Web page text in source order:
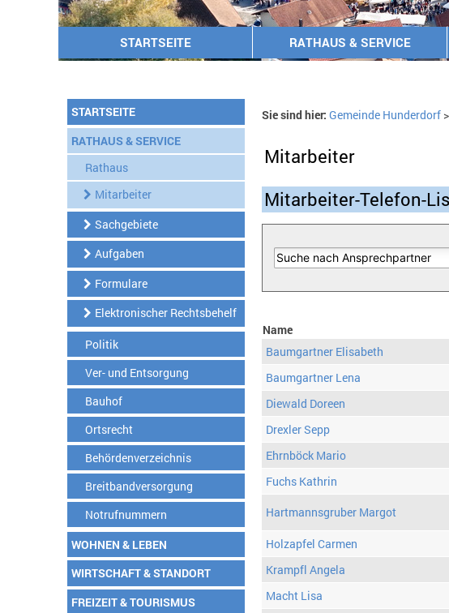
STARTSEITE RATHAUS & SERVICE
STARTSEITE
RATHAUS & SERVICE
Rathaus
Mitarbeiter
Sachgebiete
Aufgaben
Formulare
Elektronischer Rechtsbehelf
Politik
Ver- und Entsorgung
Bauhof
Ortsrecht
Behördenverzeichnis
Breitbandversorgung
Notrufnummern
WOHNEN & LEBEN
WIRTSCHAFT & STANDORT
FREIZEIT & TOURISMUS
Sie sind hier: Gemeinde Hunderdorf>
Mitarbeiter
Mitarbeiter-Telefon-
Name
Baumgartner Elisabeth
Baumgartner Lena
Diewald Doreen
Drexler Sepp
Ehrnböck Mario
Fuchs Kathrin
Hartmannsgruber Margot
Holzapfel Carmen
Krampfl Angela
Macht Lisa